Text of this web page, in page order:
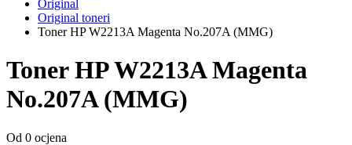
Original
Original toneri
Toner HP W2213A Magenta No.207A (MMG)
Toner HP W2213A Magenta
No.207A (MMG)
Od 0 ocjena